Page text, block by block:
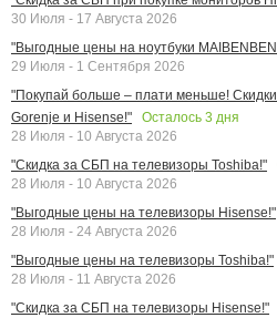
30 Июля - 17 Августа 2026
"Выгодные цены на ноутбуки
29 Июля - 1 Сентября 2026
"Покупай больше – плати меньше!
Gorenje и Hisense!"
Осталось 3 дня
28 Июля - 10 Августа 2026
"Скидка за СБП на телевизоры Toshiba!"
28 Июля - 10 Августа 2026
"Выгодные цены на телевизоры Hisense!"
28 Июля - 24 Августа 2026
"Выгодные цены на телевизоры Toshiba!"
28 Июля - 11 Августа 2026
"Скидка за СБП на телевизоры Hisense!"